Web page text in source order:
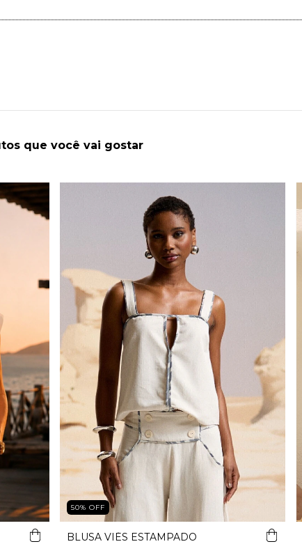
que você vai gostar
50% OFF
BLUSA VIÉS ESTAMPADO